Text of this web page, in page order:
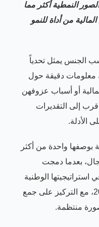
النمطية أكثر مما
من أداة للنمو
الجنس يمثل تحدياً
معلومات دقيقة حول
أو أسباب عزوفهن
إلى التقديرات
الأدلة.
بوصفها واحدة من أكثر
بعدما دمجت
استراتيجيتها الوطنية
للشمول المالي للفترة 2023-2028، مع التركيز على جمع
منتظمة.